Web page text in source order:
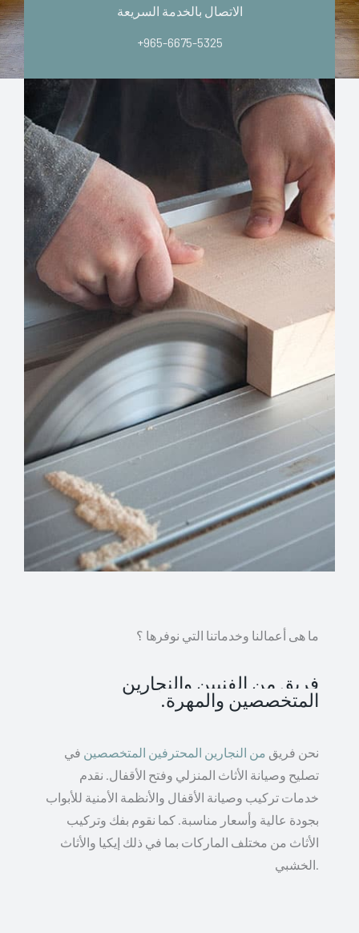
الاتصال بالخدمة السريعة
+965-6675-5325
ما هى أعمالنا وخدماتنا التي نوفرها ؟
فريق من الفنيين والنجارين
المتخصصين والمهرة.
نحن فريق من النجارين المحترفين المتخصصين في
تصليح وصيانة الأثاث المنزلي وفتح الأقفال. نقدم
خدمات تركيب وصيانة الأقفال والأنظمة الأمنية للأبواب
بجودة عالية وأسعار مناسبة. كما نقوم بفك وتركيب
الأثاث من مختلف الماركات بما في ذلك إيكيا والأثاث
الخشبي.